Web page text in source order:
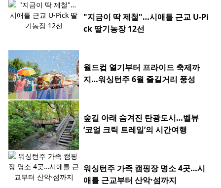
"지금이 딱 제철"…시애틀 근교 U-Pi
ck 딸기농장 12선
월드컵 열기부터 프라이드 축제까
지…워싱턴주 6월 즐길거리 풍성
숲길 아래 숨겨진 탄광도시…벨뷰
‘코얼 크릭 트레일’의 시간여행
워싱턴주 가족 캠핑장 명소 4곳…시
애틀 근교부터 산악·섬까지